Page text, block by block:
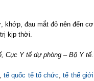
khớp, đau mắt đỏ nên đến cơ
kịp thời.
Cục Y tế dự phòng – Bộ Y tế.
, tế quốc tế tổ chức,tế thế giới